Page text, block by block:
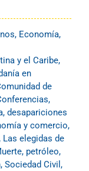
, Economía,
y el Caribe,
en
de
,
, desapariciones
y comercio,
Las elegidas de
, petróleo,
, Sociedad Civil ,